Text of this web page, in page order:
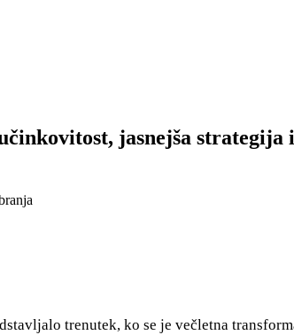
jasnejša
trenutek, ko se je večletna